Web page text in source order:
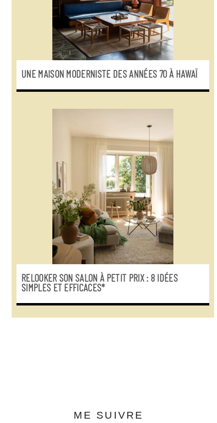
UNE MAISON MODERNISTE DES ANNÉES 70 À HAWAÏ
RELOOKER SON SALON À PETIT PRIX : 8 IDÉES
SIMPLES ET EFFICACES*
ME SUIVRE